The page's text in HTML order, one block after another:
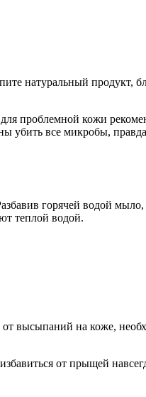
натуральный продукт,
для проблемной кожи
убить все микробы,
горячей водой
теплой водой.
высыпаний на коже,
от прыщей